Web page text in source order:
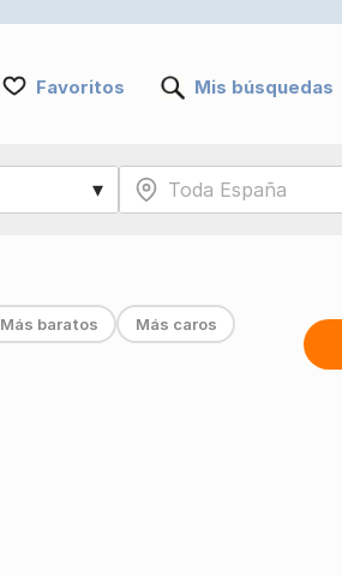
Favoritos Mis búsquedas
Más baratos Más caros